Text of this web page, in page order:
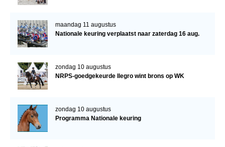
maandag 11 augustus
Nationale keuring verplaatst naar zaterdag 16 aug.
zondag 10 augustus
NRPS-goedgekeurde Ilegro wint brons op WK
zondag 10 augustus
Programma Nationale keuring